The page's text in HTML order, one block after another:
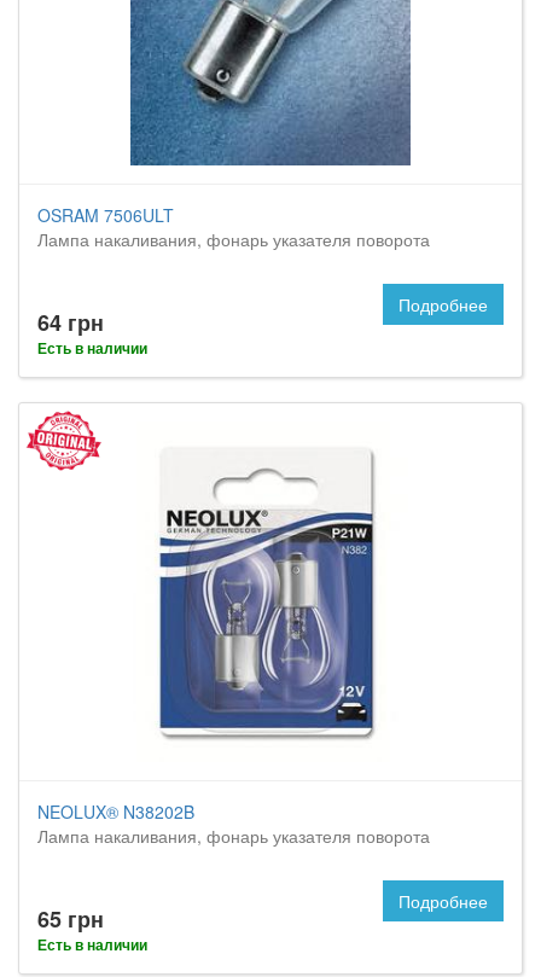
OSRAM 7506ULT
Лампа накаливания, фонарь указателя поворота
64 грн
Есть в наличии
Подробнее
NEOLUX® N38202B
Лампа накаливания, фонарь указателя поворота
65 грн
Есть в наличии
Подробнее